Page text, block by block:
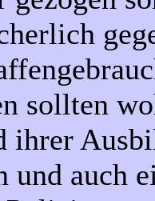
sollten
ihrer
und auch